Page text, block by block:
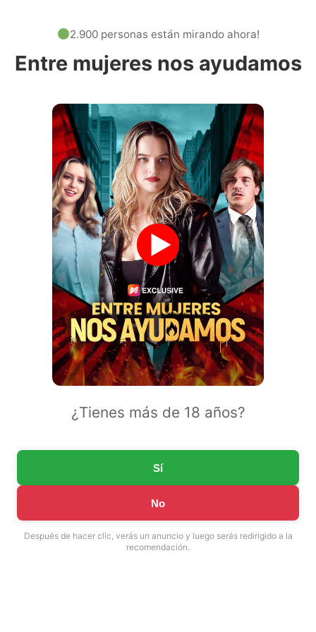
2.900 personas están mirando ahora!
Entre mujeres nos ayudamos
¿Tienes más de 18 años?
Sí
No
Después de hacer clic, verás un anuncio y luego serás redirigido a la
recomendación.